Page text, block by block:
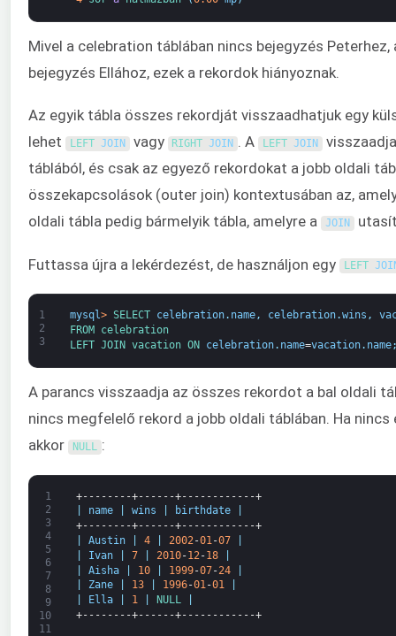
Mivel a celebration táblában nincs bejegyzés
bejegyzés Ellához, ezek a rekordok hiányoznak.
Az egyik tábla összes rekordját visszaadhatjuk egy
lehet
LEFT JOIN vagy RIGHT JOIN . A LEFT JOIN
táblából, és csak az egyező rekordokat a jobb oldali
összekapcsolások (outer join) kontextusában az,
oldali tábla pedig bármelyik tábla, amelyre a
JOIN
Futtassa újra a lekérdezést, de használjon egy LEFT
1
2
3
mysql> SELECT celebration. name, celebration.wins ,
FROM
celebration
LEFT JOIN vacation ON celebration. name=vacation. name
A parancs visszaadja az összes rekordot a bal oldali
nincs megfelelő rekord a jobb oldali táblában. Ha
akkor
NULL :
1
2
3
4
5
6
7
8
9
10
11
+--------+------+------------+
name wins birthdate
+--------+------+------------+
Austin 4 2002-01-07
Ivan 7 2010-12 -18
Aisha 10 1999-07-24
Zane 13 1996-01-01
Ella 1 NULL
+--------+------+------------+